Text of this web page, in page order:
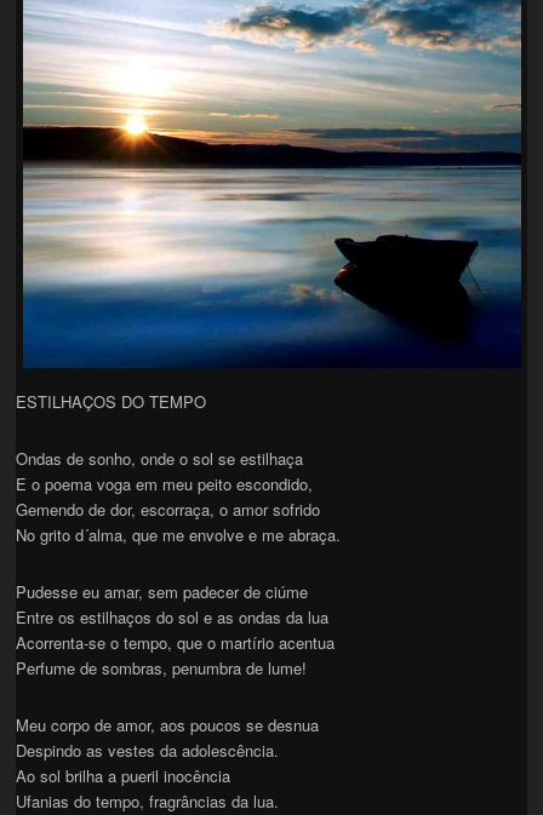
ESTILHAÇOS DO TEMPO
Ondas de sonho, onde o sol se estilhaça
E o poema voga em meu peito escondido,
Gemendo de dor, escorraça, o amor sofrido
No grito d´alma, que me envolve e me abraça.
Pudesse eu amar, sem padecer de ciúme
Entre os estilhaços do sol e as ondas da lua
Acorrenta-se o tempo, que o martírio acentua
Perfume de sombras, penumbra de lume!
Meu corpo de amor, aos poucos se desnua
Despindo as vestes da adolescência.
Ao sol brilha a pueril inocência
Ufanias do tempo, fragrâncias da lua.